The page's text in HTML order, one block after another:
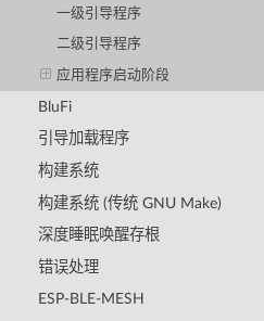
一级引导程序
二级引导程序
应用程序启动阶段
BluFi
引导加载程序
构建系统
构建系统 (传统 GNU Make)
深度睡眠唤醒存根
错误处理
ESP-BLE-MESH